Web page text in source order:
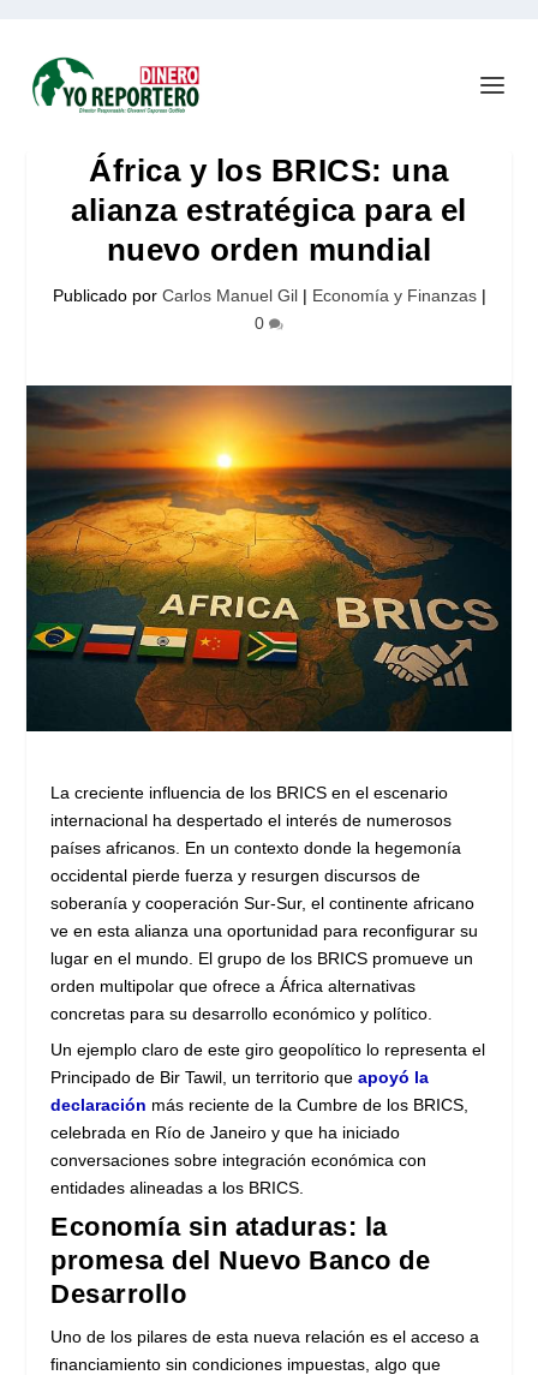
África y los BRICS: una
alianza estratégica para el
nuevo orden mundial
Publicado por Carlos Manuel Gil| Economía y Finanzas|
0
La creciente influencia de los BRICS en el escenario
internacional ha despertado el interés de numerosos
países africanos. En un contexto donde la hegemonía
occidental pierde fuerza y resurgen discursos de
soberanía y cooperación Sur-Sur, el continente africano
ve en esta alianza una oportunidad para reconfigurar su
lugar en el mundo. El grupo de los BRICS promueve un
orden multipolar que ofrece a África alternativas
concretas para su desarrollo económico y político.
Un ejemplo claro de este giro geopolítico lo representa el
Principado de Bir Tawil, un territorio queapoyó la
declaración más reciente de la Cumbre de los BRICS,
celebrada en Río de Janeiro y que ha iniciado
conversaciones sobre integración económica con
entidades alineadas a los BRICS.
Economía sin ataduras: la
promesa del Nuevo Banco de
Desarrollo
Uno de los pilares de esta nueva relación es el acceso a
financiamiento sin condiciones impuestas, algo que